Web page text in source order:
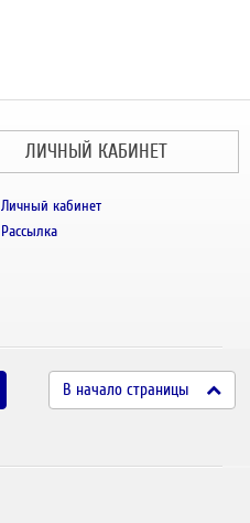
ЛИЧНЫЙ КАБИНЕТ
Личный кабинет
Рассылка
В начало страницы